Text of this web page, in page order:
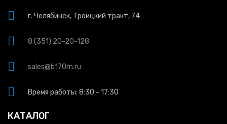
г. Челябинск, Троицкий тракт, 74
8 (351) 20-20-128
sales@b170m.ru
Время работы: 8:30 - 17:30
КАТАЛОГ